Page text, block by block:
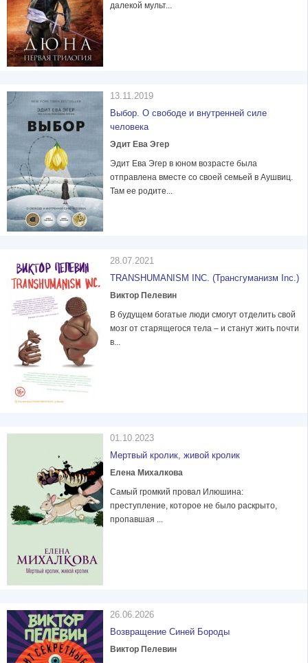
далекой мульт...
13.11.2019
Выбор. О свободе и внутренней силе
человека
Эдит Ева Эгер
Эдит Ева Эгер в юном возрасте была
отправлена вместе со своей семьей в Аушвиц.
Там ее родите...
28.07.2021
TRANSHUMANISM INC. (Трансгуманизм Inc.)
Виктор Пелевин
В будущем богатые люди смогут отделить свой
мозг от старящегося тела – и станут жить почти
в...
01.10.2023
Мертвый кролик, живой кролик
Елена Михалкова
Самый громкий провал Илюшина:
преступление, которое не было раскрыто,
пропавшая ...
26.06.2026
Возвращение Синей Бороды
Виктор Пелевин